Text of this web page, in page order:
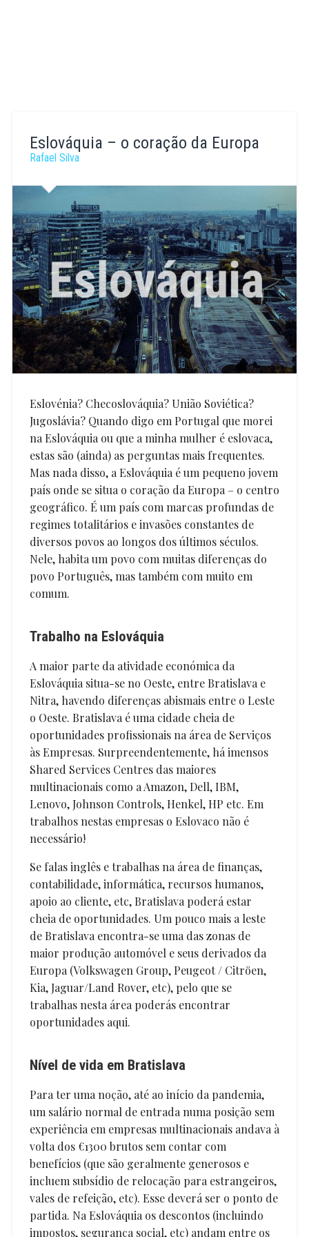
Eslováquia – o coração da Europa
Rafael Silva
Eslovénia? Checoslováquia? União Soviética?
Jugoslávia? Quando digo em Portugal que morei
na Eslováquia ou que a minha mulher é eslovaca,
estas são (ainda) as perguntas mais frequentes.
Mas nada disso, a Eslováquia é um pequeno jovem
país onde se situa o coração da Europa – o centro
geográfico. É um país com marcas profundas de
regimes totalitários e invasões constantes de
diversos povos ao longos dos últimos séculos.
Nele, habita um povo com muitas diferenças do
povo Português, mas também com muito em
comum.
Trabalho na Eslováquia
A maior parte da atividade económica da
Eslováquia situa-se no Oeste, entre Bratislava e
Nitra, havendo diferenças abismais entre o Leste
o Oeste. Bratislava é uma cidade cheia de
oportunidades profissionais na área de Serviços
às Empresas. Surpreendentemente, há imensos
Shared Services Centres das maiores
multinacionais como a Amazon, Dell, IBM,
Lenovo, Johnson Controls, Henkel, HP etc. Em
trabalhos nestas empresas o Eslovaco não é
necessário!
Se falas inglês e trabalhas na área de finanças,
contabilidade, informática, recursos humanos,
apoio ao cliente, etc, Bratislava poderá estar
cheia de oportunidades. Um pouco mais a leste
de Bratislava encontra-se uma das zonas de
maior produção automóvel e seus derivados da
Europa (Volkswagen Group, Peugeot / Citröen,
Kia, Jaguar/Land Rover, etc), pelo que se
trabalhas nesta área poderás encontrar
oportunidades aqui.
Nível de vida em Bratislava
Para ter uma noção, até ao início da pandemia,
um salário normal de entrada numa posição sem
experiência em empresas multinacionais andava à
volta dos €1300 brutos sem contar com
benefícios (que são geralmente generosos e
incluem subsídio de relocação para estrangeiros,
vales de refeição, etc). Esse deverá ser o ponto de
partida. Na Eslováquia os descontos (incluindo
impostos, segurança social, etc) andam entre os